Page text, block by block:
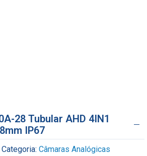
28 Tubular AHD 4IN1
IP67
Categoria: Câmaras Analógicas